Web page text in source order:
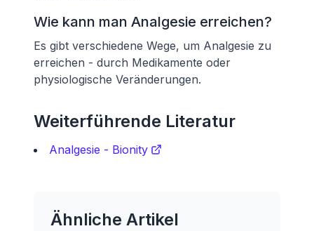
Wie kann man Analgesie erreichen?
Es gibt verschiedene Wege, um Analgesie zu
erreichen - durch Medikamente oder
physiologische Veränderungen.
Weiterführende Literatur
Analgesie - Bionity
Ähnliche Artikel